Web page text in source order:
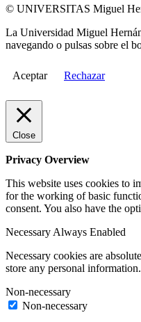
© UNIVERSITAS Miguel
La Universidad Miguel
navegando o pulsas sobre el
Aceptar Rechazar
Close
Privacy Overview
This website uses cookies to
for the working of basic
consent. You also have the
Necessary Always Enabled
Necessary cookies are
store any personal information.
Non-necessary
Non-necessary